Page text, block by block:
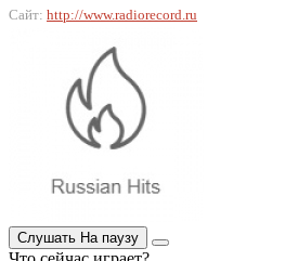
Сайт: http://www.radiorecord.ru
Слушать На паузу